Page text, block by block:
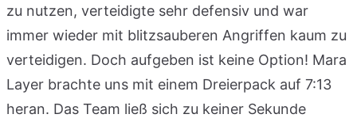
zu nutzen, verteidigte sehr defensiv und war
immer wieder mit blitzsauberen Angriffen kaum zu
verteidigen. Doch aufgeben ist keine Option! Mara
Layer brachte uns mit einem Dreierpack auf 7:13
heran. Das Team ließ sich zu keiner Sekunde